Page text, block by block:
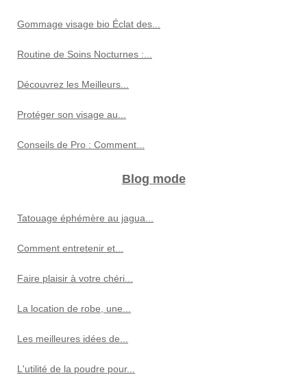
Gommage visage bio Éclat des...
Routine de Soins Nocturnes :...
Découvrez les Meilleurs...
Protéger son visage au...
Conseils de Pro : Comment...
Blog mode
Tatouage éphémère au jagua...
Comment entretenir et...
Faire plaisir à votre chéri...
La location de robe, une...
Les meilleures idées de...
L'utilité de la poudre pour...